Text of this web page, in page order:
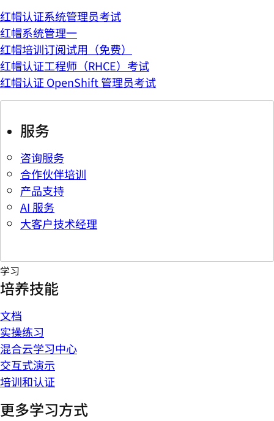
红帽认证系统管理员考试
红帽系统管理一
红帽培训订阅试用（免费）
红帽认证工程师（RHCE）考试
红帽认证 OpenShift 管理员考试
服务
咨询服务
合作伙伴培训
产品支持
AI 服务
大客户技术经理
学习
培养技能
文档
实操练习
混合云学习中心
交互式演示
培训和认证
更多学习方式